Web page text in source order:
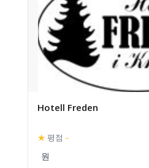
Hotell Freden
★ 평점 –